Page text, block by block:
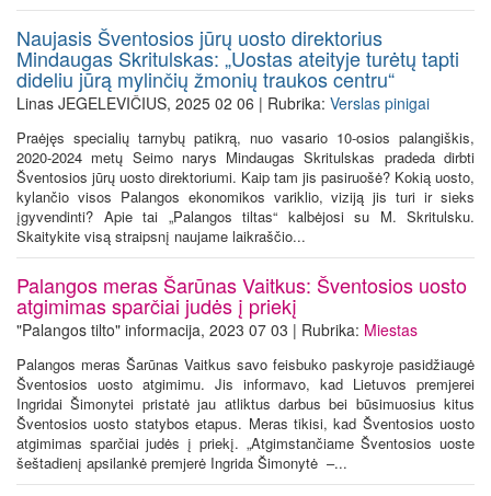
Naujasis Šventosios jūrų uosto direktorius
Mindaugas Skritulskas: „Uostas ateityje turėtų tapti
dideliu jūrą mylinčių žmonių traukos centru“
Linas JEGELEVIČIUS, 2025 02 06 | Rubrika: Verslas pinigai
Praėjęs specialių tarnybų patikrą, nuo vasario 10-osios palangiškis,
2020-2024 metų Seimo narys Mindaugas Skritulskas pradeda dirbti
Šventosios jūrų uosto direktoriumi. Kaip tam jis pasiruošė? Kokią uosto,
kylančio visos Palangos ekonomikos variklio, viziją jis turi ir sieks
įgyvendinti? Apie tai „Palangos tiltas“ kalbėjosi su M. Skritulsku.
Skaitykite visą straipsnį naujame laikraščio...
Palangos meras Šarūnas Vaitkus: Šventosios uosto
atgimimas sparčiai judės į priekį
"Palangos tilto" informacija, 2023 07 03 | Rubrika: Miestas
Palangos meras Šarūnas Vaitkus savo feisbuko paskyroje pasidžiaugė
Šventosios uosto atgimimu. Jis informavo, kad Lietuvos premjerei
Ingridai Šimonytei pristatė jau atliktus darbus bei būsimuosius kitus
Šventosios uosto statybos etapus. Meras tikisi, kad Šventosios uosto
atgimimas sparčiai judės į priekį. „Atgimstančiame Šventosios uoste
šeštadienį apsilankė premjerė Ingrida Šimonytė –...